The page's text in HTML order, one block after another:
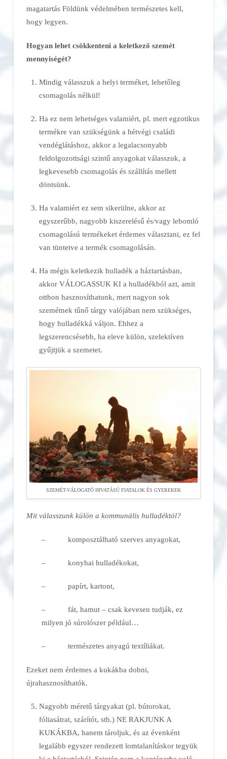
magatartás Földünk védelmében természetes kell,
hogy legyen.
Hogyan lehet csökkenteni a keletkező szemét
mennyiségét?
Mindig válasszuk a helyi terméket, lehetőleg
csomagolás nélkül!
Ha ez nem lehetséges valamiért, pl. mert egzotikus
termékre van szükségünk a hétvégi családi
vendéglátáshoz, akkor a legalacsonyabb
feldolgozottsági szintű anyagokat válasszuk, a
legkevesebb csomagolás és szállítás mellett
döntsünk.
Ha valamiért ez sem sikerülne, akkor az
egyszerűbb, nagyobb kiszerelésű és/vagy lebomló
csomagolású termékeket érdemes választani, ez fel
van tüntetve a termék csomagolásán.
Ha mégis keletkezik hulladék a háztartásban,
akkor VÁLOGASSUK KI a hulladékból azt, amit
otthon hasznosíthatunk, mert nagyon sok
szemétnek tűnő tárgy valójában nem szükséges,
hogy hulladékká váljon. Ehhez a
legszerencsésebb, ha eleve külön, szelektíven
gyűjtjük a szemetet.
SZEMÉT-VÁLOGATÓ HIVATÁSÚ FIATALOK ÉS GYEREKEK
Mit válasszunk külön a kommunális hulladéktól?
– komposztálható szerves anyagokat,
– konyhai hulladékokat,
– papírt, kartont,
– fát, hamut – csak kevesen tudják, ez
milyen jó súrolószer például…
– természetes anyagú textíliákat.
Ezeket nem érdemes a kukákba dobni,
újrahasznosíthatók.
Nagyobb méretű tárgyakat (pl. bútorokat,
fóliasátrat, szárítót, stb.) NE RAKJUNK A
KUKÁKBA, hanem tároljuk, és az évenként
legalább egyszer rendezett lomtalanításkor tegyük